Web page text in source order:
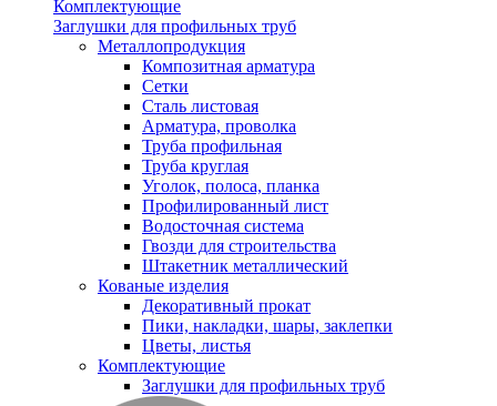
Комплектующие
Заглушки для профильных труб
Металлопродукция
Композитная арматура
Сетки
Сталь листовая
Арматура, проволка
Труба профильная
Труба круглая
Уголок, полоса, планка
Профилированный лист
Водосточная система
Гвозди для строительства
Штакетник металлический
Кованые изделия
Декоративный прокат
Пики, накладки, шары, заклепки
Цветы, листья
Комплектующие
Заглушки для профильных труб